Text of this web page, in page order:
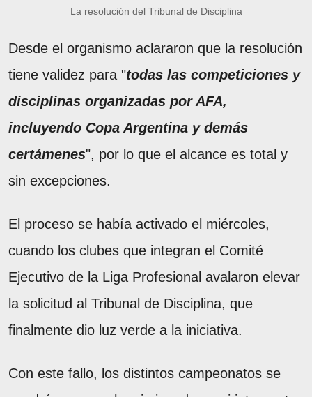
La resolución del Tribunal de Disciplina
Desde el organismo aclararon que la resolución
tiene validez para "todas las competiciones y
disciplinas organizadas por AFA,
incluyendo Copa Argentina y demás
certámenes", por lo que el alcance es total y
sin excepciones.
El proceso se había activado el miércoles,
cuando los clubes que integran el Comité
Ejecutivo de la Liga Profesional avalaron elevar
la solicitud al Tribunal de Disciplina, que
finalmente dio luz verde a la iniciativa.
Con este fallo, los distintos campeonatos se